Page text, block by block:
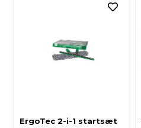
ErgoTec 2-i-1 startsæt